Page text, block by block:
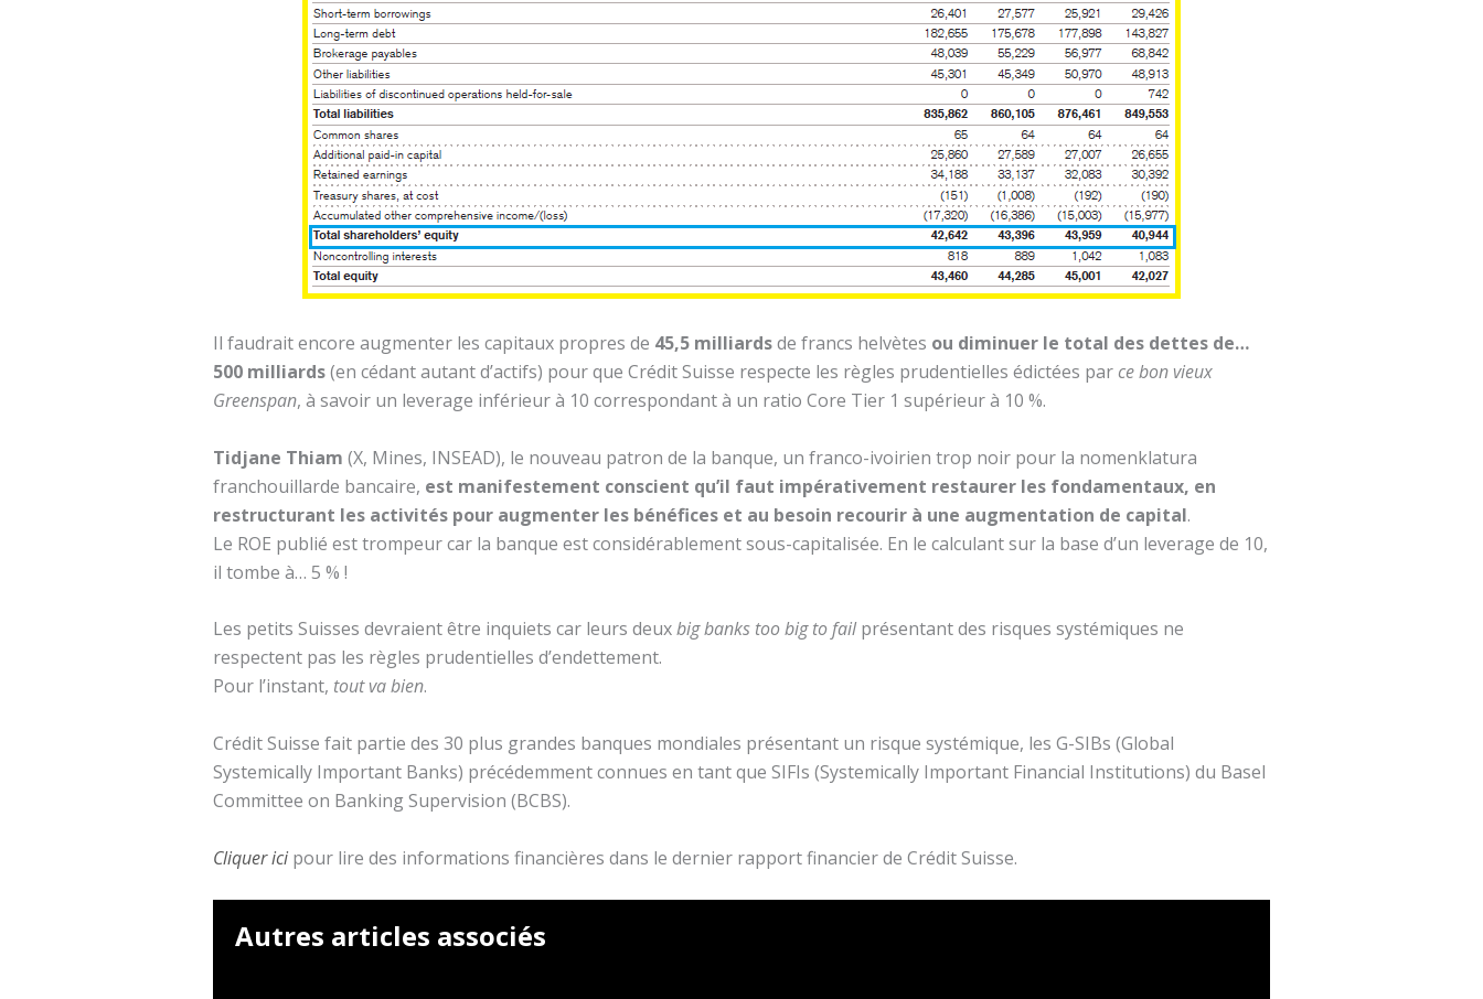
Il faudrait encore augmenter les capitaux propres de 45,5 milliardsde francs helvètes ou diminuer le total des dettes de…
500 milliards(en cédant autant d’actifs) pour que Crédit Suisse respecte les règles prudentielles édictées par ce bon vieux
Greenspan, à savoir un leverage inférieur à 10 correspondant à un ratio Core Tier 1 supérieur à 10 %.
Tidjane Thiam (X, Mines, INSEAD), le nouveau patron de la banque, un franco-ivoirien trop noir pour la nomenklatura
franchouillarde bancaire, est manifestement conscient qu’il faut impérativement restaurer les fondamentaux, en
restructurant les activités pour augmenter les bénéfices et au besoin recourir à une augmentation de capital.
Le ROE publié est trompeur car la banque est considérablement sous-capitalisée. En le calculant sur la base d’un leverage de 10,
il tombe à… 5 % !
Les petits Suisses devraient être inquiets car leurs deuxbig banks too big to failprésentant des risques systémiques ne
respectent pas les règles prudentielles d’endettement.
Pour l’instant, tout va bien.
Crédit Suisse fait partie des 30 plus grandes banques mondiales présentant un risque systémique, les G-SIBs (Global
Systemically Important Banks) précédemment connues en tant que SIFIs (Systemically Important Financial Institutions) du Basel
Committee on Banking Supervision (BCBS).
Cliquer ici pour lire des informations financières dans le dernier rapport financier de Crédit Suisse.
Autres articles associés